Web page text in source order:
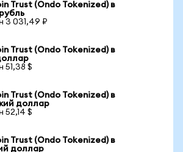
Trust (Ondo Tokenized) в
3 031,49 ₽
Trust (Ondo Tokenized) в
51,38 $
Trust (Ondo Tokenized) в
доллар
52,14 $
Trust (Ondo Tokenized) в
доллар